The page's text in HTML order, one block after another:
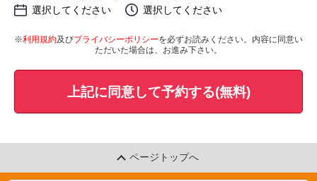
選択してください
選択してください
※利用規約及びプライバシーポリシーを必ずお読みください。内容に同意い
ただいた場合は、お進み下さい。
上記に同意して予約する(無料)
ページトップへ